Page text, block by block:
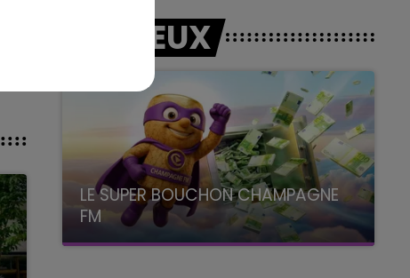
LES JEUX
LE SUPER BOUCHON CHAMPAGNE
FM
avec La Famille Champagne FM, à 8H10